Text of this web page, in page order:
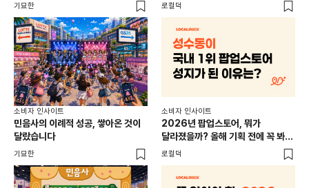
기묘한 로컬덕
소비자 인사이트
민음사의 이례적 성공, 쌓아온 것이
달랐습니다
기묘한
소비자 인사이트
2026년 팝업스토어, 뭐가
달라졌을까? 올해 기획 전에 꼭 봐야
할 트렌드 4가지
로컬덕